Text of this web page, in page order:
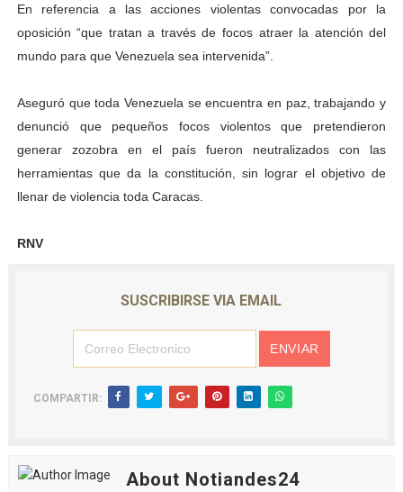
Iniciación al yoga reúne a diversos clubes deportivos
Mincomunas impulsa el autogobierno en Mérida con
En referencia a las acciones violentas convocadas por la
oposición “que tratan a través de focos atraer la atención del
mundo para que Venezuela sea intervenida”.
Aseguró que toda Venezuela se encuentra en paz, trabajando y
denunció que pequeños focos violentos que pretendieron
generar zozobra en el país fueron neutralizados con las
herramientas que da la constitución, sin lograr el objetivo de
llenar de violencia toda Caracas.
RNV
SUSCRIBIRSE VIA EMAIL
COMPARTIR:
About Notiandes24